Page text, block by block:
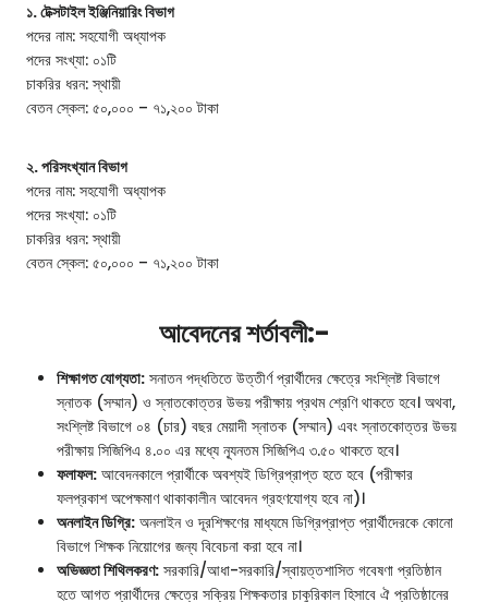
১. টেক্সটাইল ইঞ্জিনিয়ারিং বিভাগ
পদের নাম: সহযোগী অধ্যাপক
পদের সংখ্যা: ০১টি
চাকরির ধরন: স্থায়ী
বেতন স্কেল: ৫০,০০০ – ৭১,২০০ টাকা
২. পরিসংখ্যান বিভাগ
পদের নাম: সহযোগী অধ্যাপক
পদের সংখ্যা: ০১টি
চাকরির ধরন: স্থায়ী
বেতন স্কেল: ৫০,০০০ – ৭১,২০০ টাকা
আবেদনের শর্তাবলী:-
শিক্ষাগত যোগ্যতা: সনাতন পদ্ধতিতে উত্তীর্ণ প্রার্থীদের ক্ষেত্রে সংশ্লিষ্ট বিভাগে
স্নাতক (সম্মান) ও স্নাতকোত্তর উভয় পরীক্ষায় প্রথম শ্রেণি থাকতে হবে। অথবা,
সংশ্লিষ্ট বিভাগে ০৪ (চার) বছর মেয়াদী স্নাতক (সম্মান) এবং স্নাতকোত্তর উভয়
পরীক্ষায় সিজিপিএ ৪.০০ এর মধ্যে ন্যূনতম সিজিপিএ ৩.৫০ থাকতে হবে।
ফলাফল: আবেদনকালে প্রার্থীকে অবশ্যই ডিগ্রিপ্রাপ্ত হতে হবে (পরীক্ষার
ফলপ্রকাশ অপেক্ষমাণ থাকাকালীন আবেদন গ্রহণযোগ্য হবে না)।
অনলাইন ডিগ্রি: অনলাইন ও দূরশিক্ষণের মাধ্যমে ডিগ্রিপ্রাপ্ত প্রার্থীদেরকে কোনো
বিভাগে শিক্ষক নিয়োগের জন্য বিবেচনা করা হবে না।
অভিজ্ঞতা শিথিলকরণ: সরকারি/আধা-সরকারি/স্বায়ত্তশাসিত গবেষণা প্রতিষ্ঠান
হতে আগত প্রার্থীদের ক্ষেত্রে সক্রিয় শিক্ষকতার চাকুরিকাল হিসাবে ঐ প্রতিষ্ঠানের